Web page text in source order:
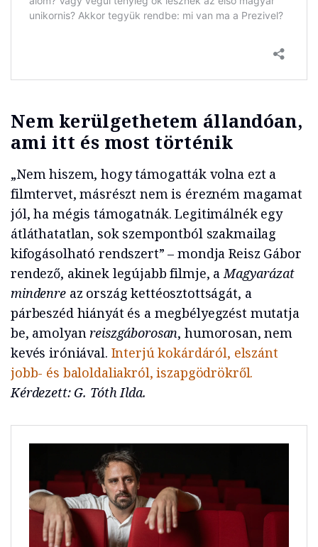
Nem kerülgethetem állandóan,
ami itt és most történik
„Nem hiszem, hogy támogatták volna ezt a
filmtervet, másrészt nem is érezném magamat
jól, ha mégis támogatnák. Legitimálnék egy
átláthatatlan, sok szempontból szakmailag
kifogásolható rendszert” – mondja Reisz Gábor
rendező, akinek legújabb filmje, aMagyarázat
mindenreaz ország kettéosztottságát, a
párbeszéd hiányát és a megbélyegzést mutatja
be, amolyanreiszgáborosan, humorosan, nem
kevés iróniával. Interjú kokárdáról, elszánt
jobb- és baloldaliakról, iszapgödrökről.
Kérdezett: G. Tóth Ilda.